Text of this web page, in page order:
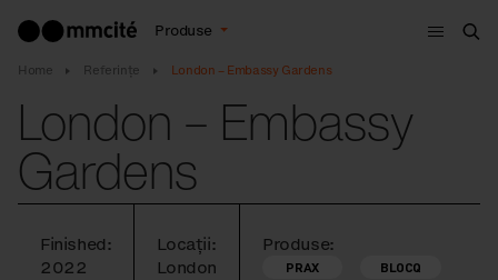
Produse
Meniu
Home Referințe London – Embassy Gardens
London – Embassy
Gardens
Finished:
2022
Locații:
London
Produse:
PRAX
BLOCQ